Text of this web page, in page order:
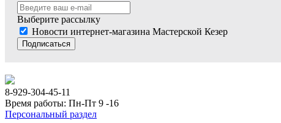
Выберите рассылку
Новости интернет-магазина Мастерской Кезер
Подписаться
8-929-304-45-11
Время работы: Пн-Пт 9 -16
Персональный раздел